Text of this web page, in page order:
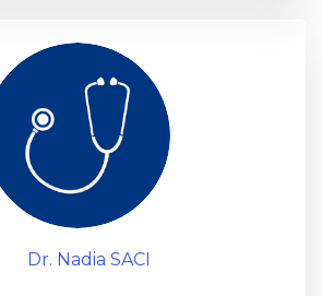
Dr. Nadia SACI